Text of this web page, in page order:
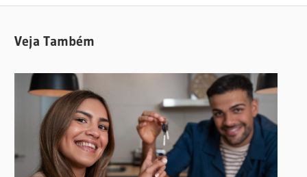
Veja Também